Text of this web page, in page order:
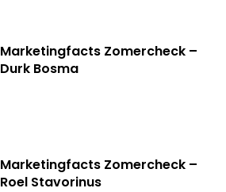
Marketingfacts Zomercheck –
Durk Bosma
Marketingfacts Zomercheck –
Roel Stavorinus